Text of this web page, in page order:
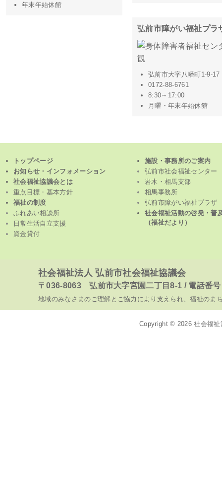
年末年始休館
弘前市障がい福祉プラ
弘前市大字八幡町1-9-17
0172-88-6761
8:30～17:00
月曜・年末年始休館
トップページ
お知らせ・インフォメーション
社会福祉協議会とは
重点目標・基本方針
福祉の制度
ふれあい相談所
日常生活自立支援
資金貸付
施設・事務所のご案内
弘前市社会福祉センター
岩木・相馬支部
相馬事務所
弘前市障がい福祉プラザ
社会福祉活動の啓発・普
（福祉だより）
社会福祉法人 弘前市社会福祉協議会
〒036-8063 弘前市大字宮園二丁目8-1 / 電話番
地域のみなさまのご理解とご協力により支えられ、福祉のま
Copyright © 2026社会福